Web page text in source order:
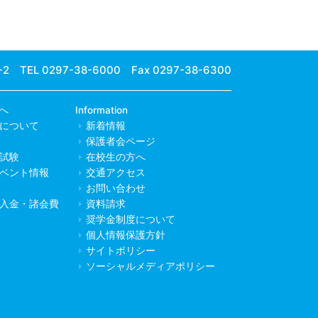
2 TEL 0297-38-6000 Fax 0297-38-6300
ついて
験
ント情報
金・諸会費
Information
新着情報
保護者会ページ
在校生の方へ
交通アクセス
お問い合わせ
資料請求
奨学金制度について
個人情報保護方針
サイトポリシー
ソーシャルメディアポリシー